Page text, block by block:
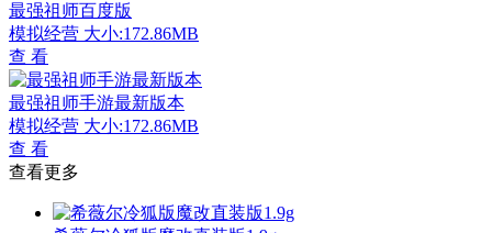
最强祖师百度版
模拟经营 大小:172.86MB
查 看
最强祖师手游最新版本
模拟经营 大小:172.86MB
查 看
查看更多